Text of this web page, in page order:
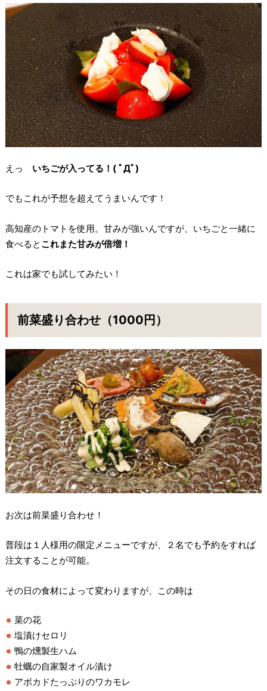
えっ いちごが入ってる！( ﾟДﾟ)
でもこれが予想を超えてうまいんです！
高知産のトマトを使用。甘みが強いんですが、いちごと一緒に
食べると これまた甘みが倍増！
これは家でも試してみたい！
前菜盛り合わせ（1000円）
お次は前菜盛り合わせ！
普段は１人様用の限定メニューですが、２名でも予約をすれば
注文することが可能。
その日の食材によって変わりますが、この時は
菜の花
塩漬けセロリ
鴨の燻製生ハム
牡蠣の自家製オイル漬け
アボカドたっぷりのワカモレ